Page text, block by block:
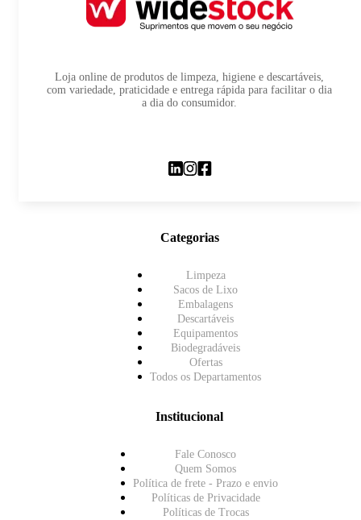
Loja online de produtos de limpeza, higiene e descartáveis,
com variedade, praticidade e entrega rápida para facilitar o dia
a dia do consumidor.
Categorias
Limpeza
Sacos de Lixo
Embalagens
Descartáveis
Equipamentos
Biodegradáveis
Ofertas
Todos os Departamentos
Institucional
Fale Conosco
Quem Somos
Política de frete - Prazo e envio
Políticas de Privacidade
Políticas de Trocas